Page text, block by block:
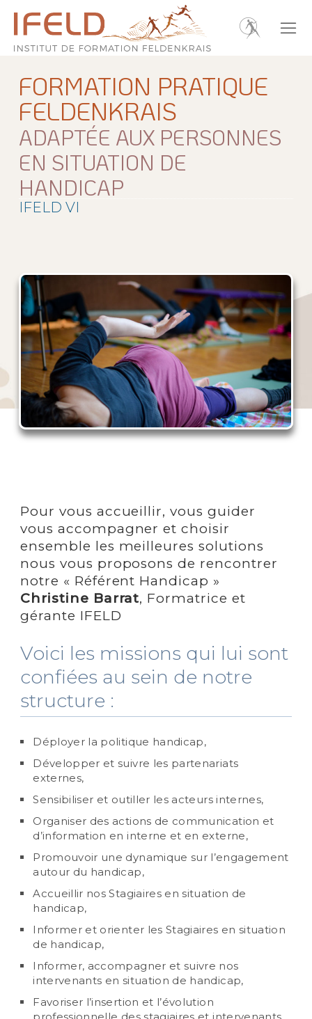
FORMATION PRATIQUE
FELDENKRAIS
ADAPTÉE AUX PERSONNES
EN SITUATION DE
HANDICAP
IFELD VI
Pour vous accueillir, vous guider
vous accompagner et choisir
ensemble les meilleures solutions
nous vous proposons de rencontrer
notre « Référent Handicap »
Christine Barrat, Formatrice et
gérante IFELD
Voici les missions qui lui sont
confiées au sein de notre
structure :
Déployer la politique handicap,
Développer et suivre les partenariats
externes,
Sensibiliser et outiller les acteurs internes,
Organiser des actions de communication et
d’information en interne et en externe,
Promouvoir une dynamique sur l’engagement
autour du handicap,
Accueillir nos Stagiaires en situation de
handicap,
Informer et orienter les Stagiaires en situation
de handicap,
Informer, accompagner et suivre nos
intervenants en situation de handicap,
Favoriser l’insertion et l’évolution